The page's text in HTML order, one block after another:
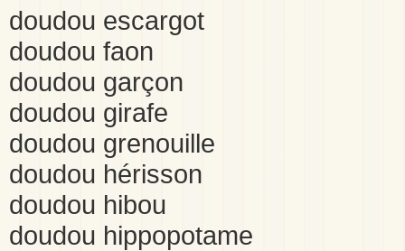
doudou escargot
doudou faon
doudou garçon
doudou girafe
doudou grenouille
doudou hérisson
doudou hibou
doudou hippopotame